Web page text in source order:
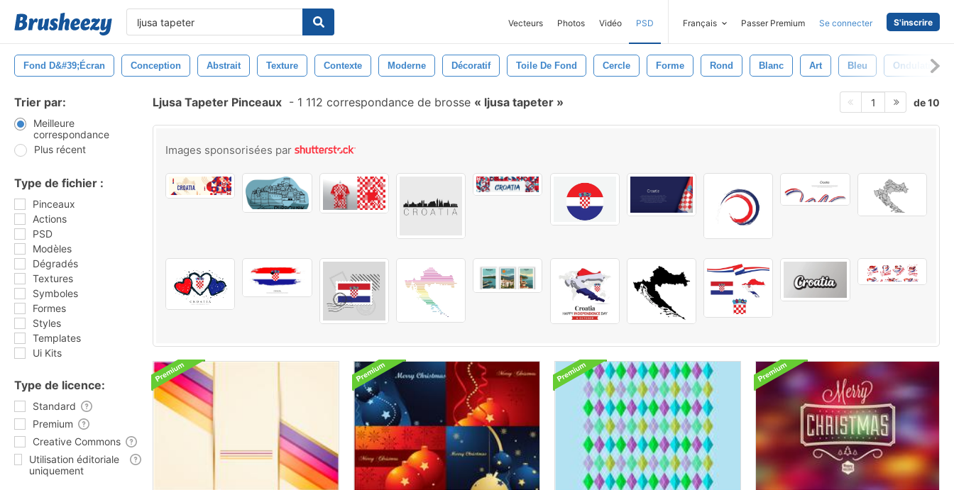
Vecteurs Photos Vidéo PSD Français Passer Premium Se connecter S'inscrire
Fond D&#39;écran Conception Abstrait Texture Contexte Moderne Décoratif Toile De Fond Cercle Forme Rond Blanc Art Bleu Ondulation
Trier par:
Meilleure
correspondance
Plus récent
Type de fichier :
Pinceaux
Actions
PSD
Modèles
Dégradés
Textures
Symboles
Formes
Styles
Templates
Ui Kits
Type de licence:
Standard
Premium
Creative Commons
Utilisation éditoriale
uniquement
Ljusa Tapeter Pinceaux - 1 112 correspondance de brosse ljusa tapeter 1 de 10
Images sponsorisées par